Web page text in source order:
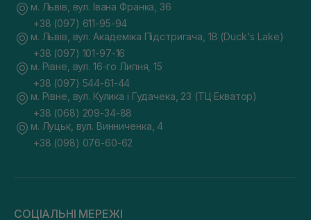
м. Львів, вул. Івана Франка, 36
+38 (097) 611-95-94
м. Львів, вул. Академіка Підстригача, 1В (Duck's Lake)
+38 (097) 101-97-16
м. Рівне, вул. 16-го Липня, 15
+38 (097) 544-61-44
м. Рівне, вул. Кулика і Гудачека, 23 (ТЦ Екватор)
+38 (068) 209-34-88
м. Луцьк, вул. Винниченка, 4
+38 (098) 076-60-62
СОЦІАЛЬНІ МЕРЕЖІ